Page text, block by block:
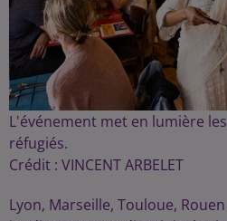
L'événement met en lumière
réfugiés.
Crédit : VINCENT ARBELET
Lyon, Marseille, Touloue,